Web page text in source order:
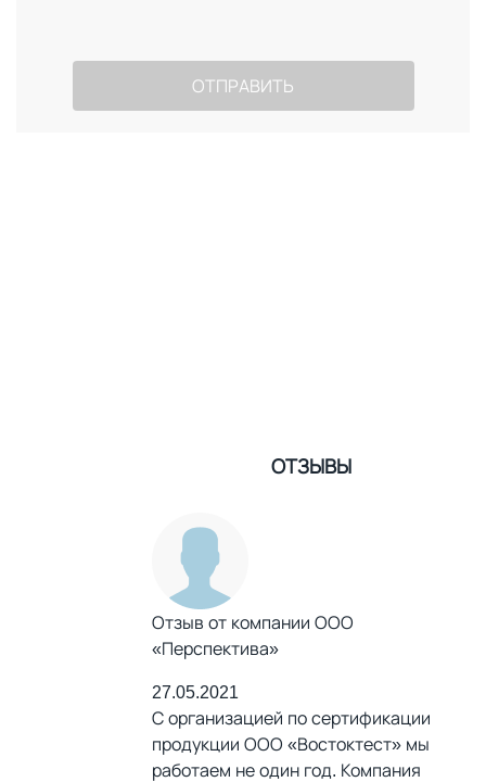
ОТЗЫВЫ
Отзыв от компании ООО
«Перспектива»
27.05.2021
С организацией по сертификации
продукции ООО «Востоктест» мы
работаем не один год. Компания